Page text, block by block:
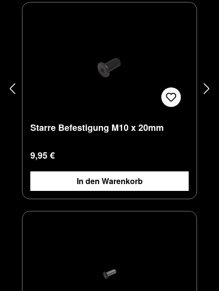
Starre Befestigung M10 x 20mm
Regulärer Preis:
9,95 €
In den Warenkorb